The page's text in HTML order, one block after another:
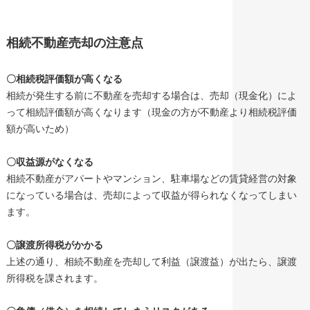
相続不動産売却の注意点
〇相続税評価額が高くなる
相続が発生する前に不動産を売却する場合は、売却（現金化）によ
って相続評価額が高くなります（現金の方が不動産より相続税評価
額が高いため）
〇収益源がなくなる
相続不動産がアパートやマンション、駐車場などの賃貸経営の対象
になっている場合は、売却によって収益が得られなくなってしまい
ます。
〇譲渡所得税がかかる
上述の通り、相続不動産を売却して利益（譲渡益）が出たら、譲渡
所得税を課されます。